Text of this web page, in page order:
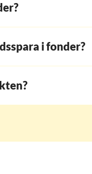
i fonder?